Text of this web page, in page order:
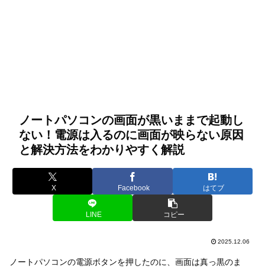
ノートパソコンの画面が黒いままで起動し
ない！電源は入るのに画面が映らない原因
と解決方法をわかりやすく解説
X Facebook はてブ
LINE コピー
2025.12.06
ノートパソコンの電源ボタンを押したのに、画面は真っ黒のま